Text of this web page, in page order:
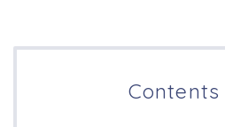
Contents